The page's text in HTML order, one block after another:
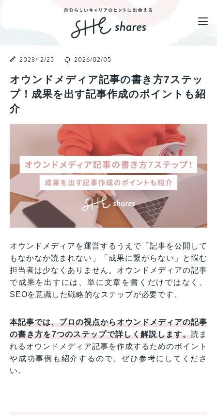
2023/12/25 2026/02/05
オウンドメディア記事の書き方7ステッ
プ！成果を出す記事作成のポイントも紹
介
オウンドメディアを運営するうえで「記事を公開して
もなかなか読まれない」「成果に繋がらない」と悩む
担当者は少なくありません。オウンドメディアの記事
で成果を出すには、単に文章を書くだけではなく、
SEOを意識した戦略的なステップが必要です。
本記事では、プロの視点からオウンドメディアの記事
の書き方を7つのステップで詳しく解説します。読ま
れるオウンドメディア記事を作成するためのポイント
や成功事例も紹介するので、ぜひ参考にしてくださ
い。